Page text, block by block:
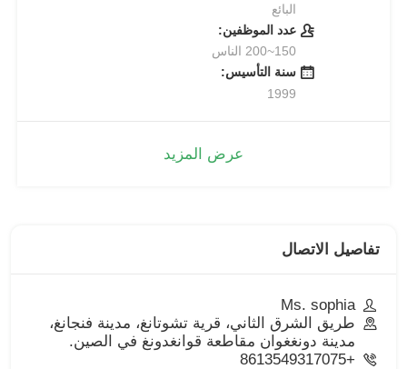
البائع
عدد الموظفين:
150~200 الناس
سنة التأسيس:
1999
عرض المزيد
تفاصيل الاتصال
Ms. sophia
طريق الشرق الثاني، قرية تشوتانغ، مدينة فنجانغ،
مدينة دونغغوان مقاطعة قوانغدونغ في الصين.
+8613549317075